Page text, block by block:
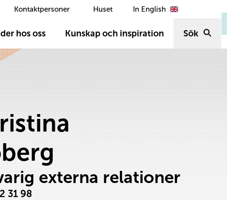
Kontaktpersoner Huset In English
hos oss Kunskap och inspiration Sök
externa relationer
31 98